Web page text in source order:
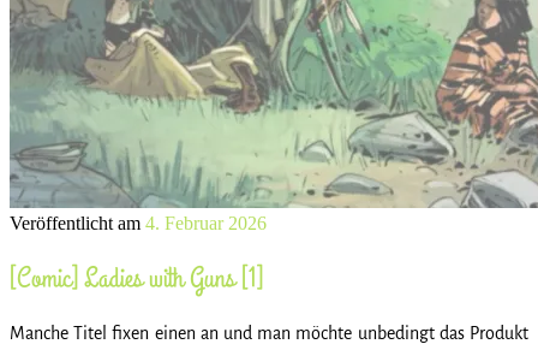
Veröffentlicht am 4. Februar 2026
[Comic] Ladies with Guns [1]
Manche Titel fixen einen an und man möchte unbedingt das Produkt